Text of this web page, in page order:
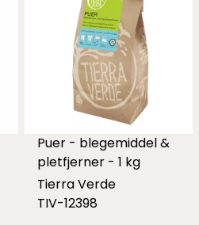
Puer - blegemiddel &
pletfjerner - 1 kg
Tierra Verde
TIV-12398